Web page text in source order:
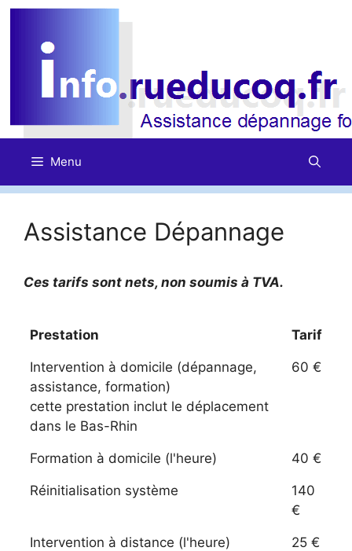
Aller
contenu
Menu
Assistance Dépannage
Ces tarifs sont nets, non soumis à TVA.
Prestation Tarif
Intervention à domicile (dépannage,
assistance, formation)
cette prestation inclut le déplacement
dans le Bas-Rhin
60 €
Formation à domicile (l'heure) 40 €
Réinitialisation système
140
€
Intervention à distance (l'heure) 25 €